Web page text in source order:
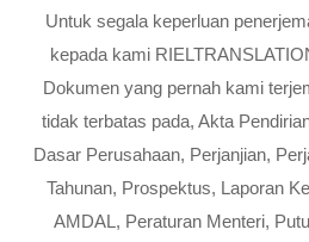
Untuk segala keperluan
kepada kami
Dokumen yang pernah kami
tidak terbatas pada, Akta
Dasar Perusahaan, Perjanjian,
Tahunan, Prospektus, Laporan
AMDAL, Peraturan Menteri,